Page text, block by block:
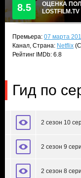
8.5
ОЦЕНКА
LOSTFILM.TV
Премьера: 07 марта
Канал, Страна: Netflix
Рейтинг IMDb: 6.8
Гид по
2 сезон 10
2 сезон 9
2 сезон 8